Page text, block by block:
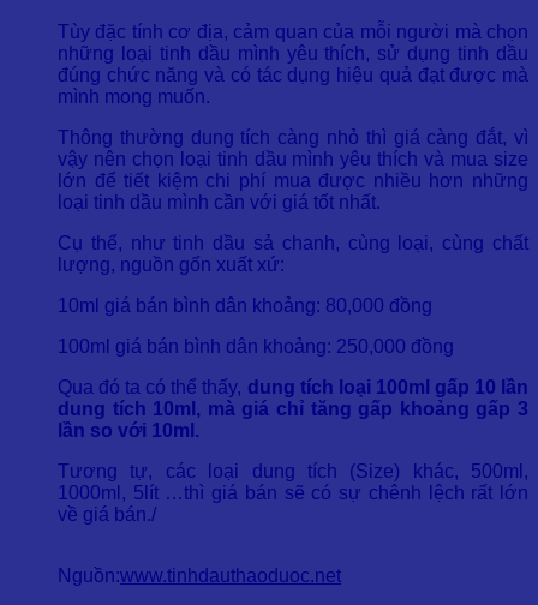
Tùy đặc tính cơ địa, cảm quan của mỗi người mà chọn
những loại tinh dầu mình yêu thích, sử dụng tinh dầu
đúng chức năng và có tác dụng hiệu quả đạt được mà
mình mong muốn.
Thông thường dung tích càng nhỏ thì giá càng đắt, vì
vậy nên chọn loại tinh dầu mình yêu thích và mua size
lớn để tiết kiệm chi phí mua được nhiều hơn những
loại tinh dầu mình cần với giá tốt nhất.
Cụ thể, như tinh dầu sả chanh, cùng loại, cùng chất
lượng, nguồn gốn xuất xứ:
10ml giá bán bình dân khoảng: 80,000 đồng
100ml giá bán bình dân khoảng: 250,000 đồng
Qua đó ta có thể thấy, dung tích loại 100ml gấp 10 lần
dung tích 10ml, mà giá chỉ tăng gấp khoảng gấp 3
lần so với 10ml.
Tương tự, các loại dung tích (Size) khác, 500ml,
1000ml, 5lít …thì giá bán sẽ có sự chênh lệch rất lớn
về giá bán./
Nguồn:www.tinhdauthaoduoc.net